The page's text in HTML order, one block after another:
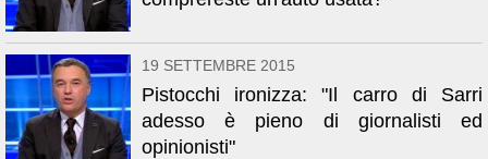
19 SETTEMBRE 2015
Pistocchi ironizza: "Il carro di Sarri
adesso è pieno di giornalisti ed
opinionisti"